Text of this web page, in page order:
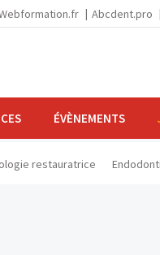
Abcdent.pro
ÉVÈNEMENTS
restauratrice